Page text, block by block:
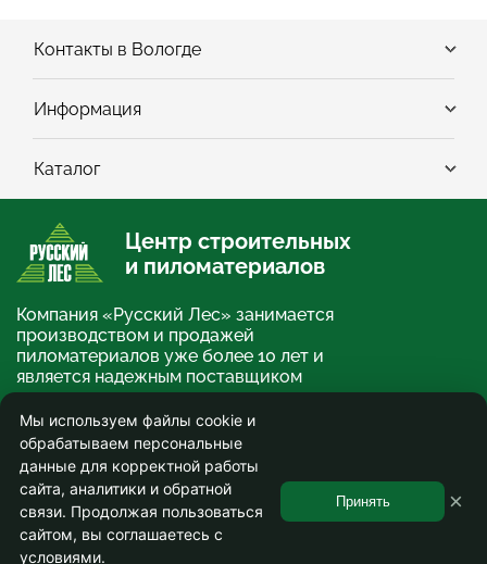
Контакты в Вологде
Информация
Каталог
Центр строительных
и пиломатериалов
Компания «Русский Лес» занимается
производством и продажей
пиломатериалов уже более 10 лет и
является надежным поставщиком
строительных и отделочных
материалов.
О компании
© ООО «Русский Лес» 2013-2026. Информация на сайте не является публичной
офертой и носит ознакомительный характер.
Используя сайт, вы соглашаетесь на сбор и обработку персональных данных.
Соглашение на обработку персональных данных
×
Мы используем файлы cookie и
обрабатываем персональные
данные для корректной работы
сайта, аналитики и обратной
связи. Продолжая пользоваться
сайтом, вы соглашаетесь с
условиями.
Принять ×